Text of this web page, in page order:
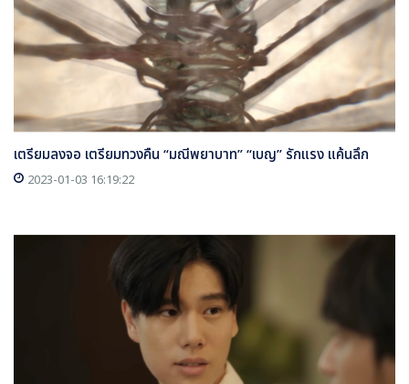
เตรียมลงจอ เตรียมทวงคืน “มณีพยาบาท” “เบญ” รักแรง แค้นลึก
2023-01-03 16:19:22